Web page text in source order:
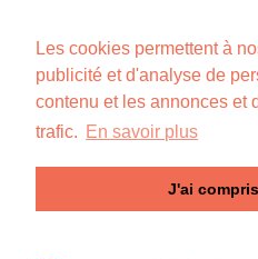
Les cookies permettent à
publicité et d'analyse de
contenu et les annonces et
trafic. En savoir plus
J'ai compris